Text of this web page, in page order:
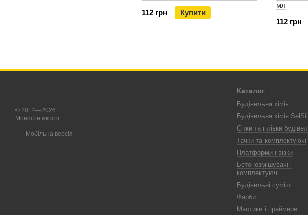
112 грн
Купити
мл
112 грн
© 2014—2026
Монстри якості
Мобільна версія
Каталог
Будівельна хімія
Будівельна хімія SelSil
Сітки та плівки
Тачки та комплектуючі
Платформи і візки
Бетонозмішувачі і
комплектуючі
Будівельні суміші
Фарби
Мастики і праймери